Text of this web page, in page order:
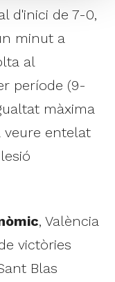
d'inici de 7-0,
minut a
al
període (9-
màxima
veure entelat
, València
victòries
Blas